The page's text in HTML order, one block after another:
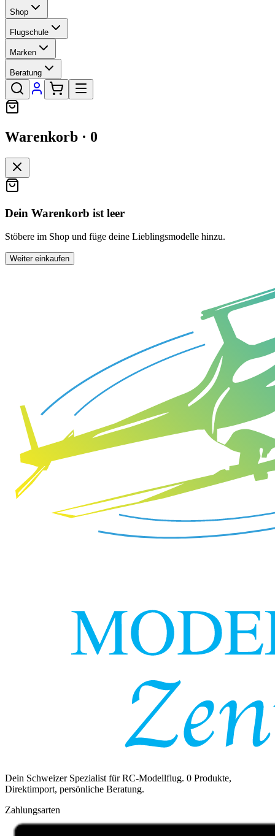
Shop
Flugschule
Marken
Beratung
Warenkorb · 0
Dein Warenkorb ist leer
Stöbere im Shop und füge deine Lieblingsmodelle hinzu.
Weiter einkaufen
Dein Schweizer Spezialist für RC-Modellflug. 0 Produkte,
Direktimport, persönliche Beratung.
Zahlungsarten